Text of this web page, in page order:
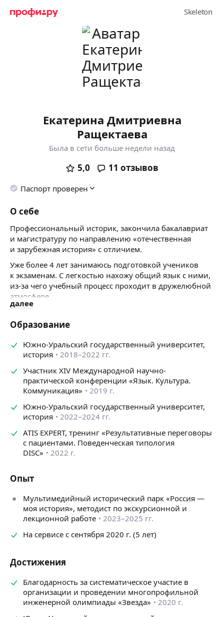
Екатерина Дмитриевна
Ращектаева
Была в сети больше недели назад
5,0 11 отзывов
Паспорт проверен
О себе
Профессиональный историк, закончила бакалавриат
и магистратуру по направлению «отечественная
и зарубежная история» с отличием.
Уже более 4 лет занимаюсь подготовкой учеников
к экзаменам. С легкостью нахожу общий язык с ними,
из-за чего учебный процесс проходит в дружелюбной
атмосфере.
Историю я полюбила ещё в школе, сдавала ЕГЭ.
Решила посвятить свою жизнь этой науке и поступила
на исторический факультет, на бюджет.
Индивидуально подбираю маршрут изучения
материала для каждого ученика. Помогаю разобрать
материал до полного его понимания.
— Осуществляю постоянный контроль усвоения
пройденного материала.
далее
Образование
Южно-Уральский государственный университет,
история
2018–2022 гг.
Участник XIV Международной научно-
практической конференции «Язык. Культура.
Коммуникация»
2019 г.
Южно-Уральский государственный университет,
история
2022–2024 гг.
ATIS EXPERT, тренинг «Результативные переговоры
с пациентами. Поведенческая типология
DISC»
2022 г.
Опыт
Мультимедийный исторический парк «Россия —
моя история», методист по экскурсионной и
лекционной работе
2023–2025 гг.
На сервисе с сентября 2020 г. (5 лет)
Достижения
Благодарность за систематическое участие в
организации и проведении многопрофильной
инженерной олимпиады «Звезда»
2020 г.